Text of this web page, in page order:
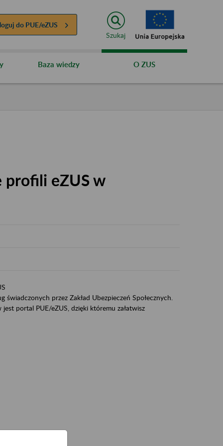
do PUE/eZUS
Szukaj
Baza wiedzy O ZUS
profili eZUS w
przez Zakład Ubezpieczeń Społecznych.
portal PUE/eZUS, dzięki któremu załatwisz